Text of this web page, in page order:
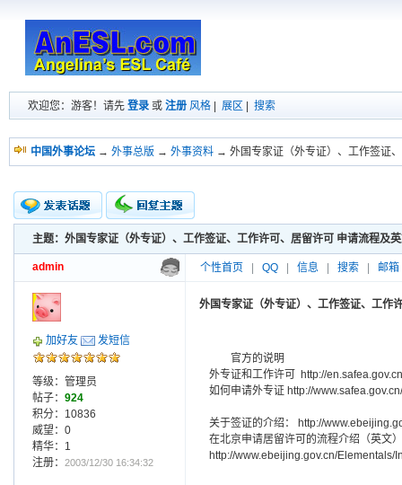
欢迎您：游客！请先 登录 或 注册 风格 展区 搜索
中国外事论坛 → 外事总版 → 外事资料 → 外国专家证（外专证）、工作签证
新的主题
投票帖
小字报
主题：外国专家证（外专证）、工作签证、工作许可、居留许可 申请流程及
admin 个性首页 QQ 信息 搜索 邮箱
加好友 发短信
等级：管理员
帖子： 924
积分：10836
威望：0
精华：1
注册： 2003/12/30 16:34:32
外国专家证（外专证）、工作签证、工作
官方的说明
外专证和工作许可 http://
如何申请外专证 http://
关于签证的介绍： http://
在北京申请居留许可的流程介绍（英文）
http://www.ebeijing.gov.cn/